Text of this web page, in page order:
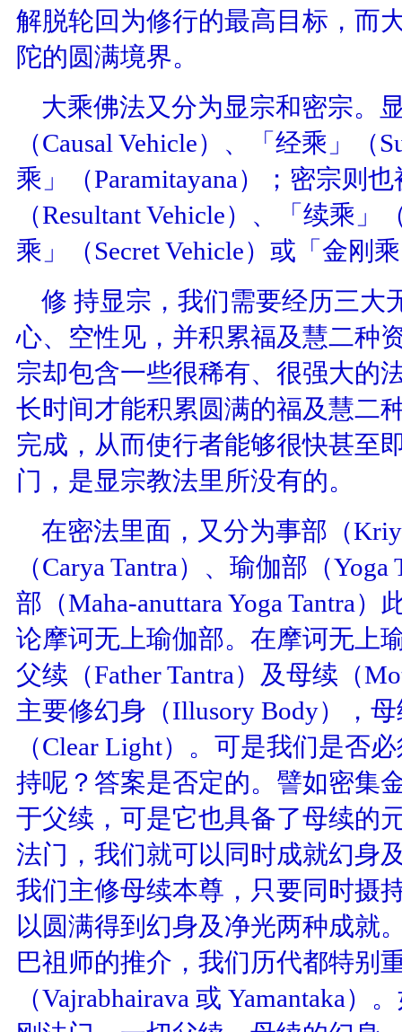
解脱轮回为修行的最高目标，而
陀的圆满境界。
大乘佛法又分为显宗和密宗。
（Causal Vehicle）、「经乘」（
乘」（Paramitayana）；密宗则
（Resultant Vehicle）、「续乘」
乘」（Secret Vehicle）或「金刚
修 持显宗，我们需要经历三大
心、空性见，并积累福及慧二种
宗却包含一些很稀有、很强大的
长时间才能积累圆满的福及慧二
完成，从而使行者能够很快甚至
门，是显宗教法里所没有的。
在密法里面，又分为事部（
（Carya Tantra）、瑜伽部（Yoga
部（Maha-anuttara Yoga Tantra）
论摩诃无上瑜伽部。在摩诃无上
父续（Father Tantra）及母续（
主要修幻身（Illusory Body），
（Clear Light）。可是我们是否
持呢？答案是否定的。譬如密集
于父续，可是它也具备了母续的
法门，我们就可以同时成就幻身
我们主修母续本尊，只要同时摄
以圆满得到幻身及净光两种成就
巴祖师的推介，我们历代都特别
（Vajrabhairava 或 Yamantaka）